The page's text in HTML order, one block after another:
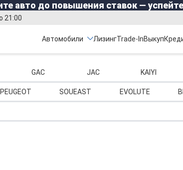
авто до повышения ставок —
21:00
Автомобили ЛизингTrade-InВыкуп
GAC JAC KAIYI
PEUGEOT SOUEAST EVOLUTE